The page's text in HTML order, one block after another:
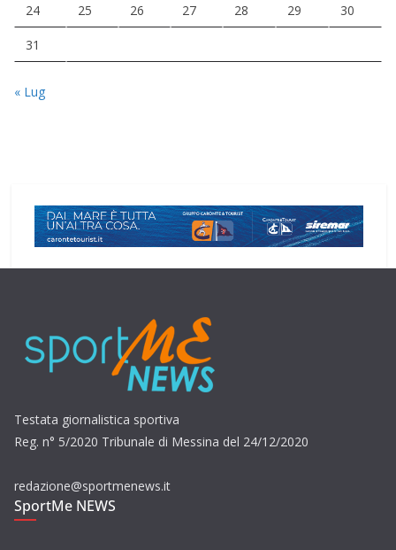
24 25 26 27 28 29 30
31
« Lug
Testata giornalistica sportiva
Reg. n° 5/2020 Tribunale di Messina del 24/12/2020
redazione@sportmenews.it
SportMe NEWS